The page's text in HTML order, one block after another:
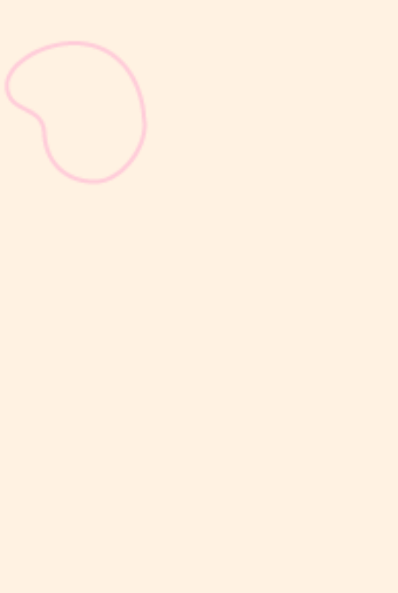
Selain berat badan, tinggi badan menjadi salah satu indikator
utama untuk menilai apakah tumbuh kembang si Kecil berjalan